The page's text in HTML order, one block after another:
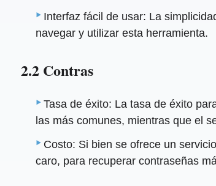
Interfaz fácil de usar: La
navegar y utilizar esta herramienta.
2.2 Contras
Tasa de éxito: La tasa de éxito
las más comunes, mientras que el
Costo: Si bien se ofrece un
caro, para recuperar contraseñas